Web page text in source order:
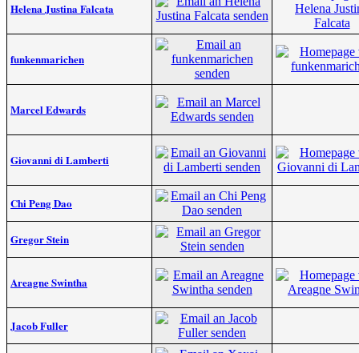
Helena Justina Falcata
funkenmarichen
Marcel Edwards
Giovanni di Lamberti
Chi Peng Dao
Gregor Stein
Areagne Swintha
Jacob Fuller